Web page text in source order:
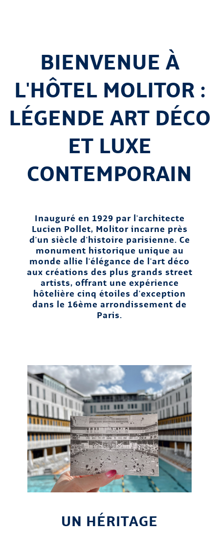
BIENVENUE À
L'HÔTEL MOLITOR :
LÉGENDE ART DÉCO
ET LUXE
CONTEMPORAIN
Inauguré en 1929 par l'architecte
Lucien Pollet, Molitor incarne près
d'un siècle d'histoire parisienne. Ce
monument historique unique au
monde allie l'élégance de l'art déco
aux créations des plus grands street
artists, offrant une expérience
hôtelière cinq étoiles d'exception
dans le 16ème arrondissement de
Paris.
UN HÉRITAGE